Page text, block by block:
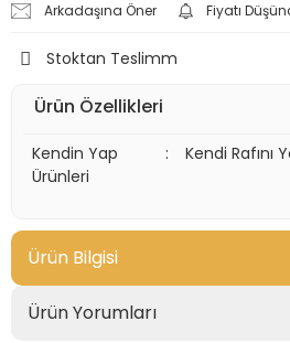
Arkadaşına Öner Fiyatı
Stoktan Teslimm
Ürün Özellikleri
Kendin Yap
Ürünleri
: Kendi Rafını
Ürün Bilgisi
Ürün Yorumları